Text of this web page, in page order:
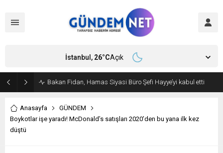
Bakan Fidan, Hamas Siyasi Büro Şefi Hayye’yi kabul etti
İstanbul, 26°CAçık
Anasayfa
GÜNDEM
Boykotlar işe yaradı! McDonald’s satışları 2020’den bu yana ilk kez
düştü